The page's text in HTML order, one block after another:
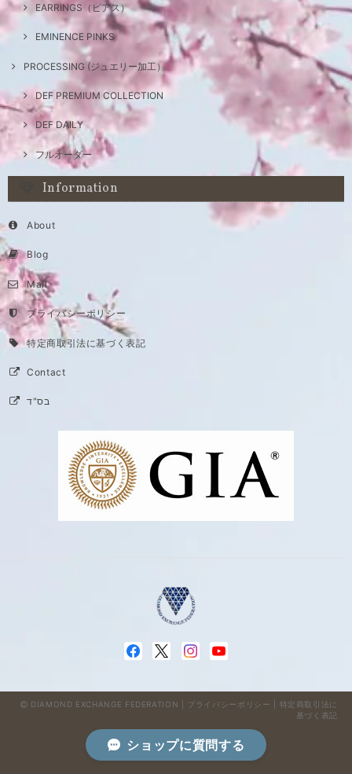
EARRINGS（ピアス）
EMINENCE PINKS
PROCESSING (ジュエリー加工）
DEF PREMIUM COLLECTION
DEF DAILY
フルオーダー
Information
About
Blog
Mail
プライバシーポリシー
特定商取引法に基づく表記
Contact
בס"ד
DIAMOND EXCHANGE FEDERATION | プライバシーポリシー
特定商取引法に
基づく表記
ショップに質問する